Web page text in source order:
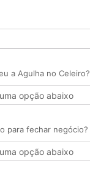
a Agulha no Celeiro?
para fechar negócio?